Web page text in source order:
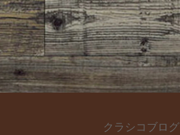
クラシコブログ